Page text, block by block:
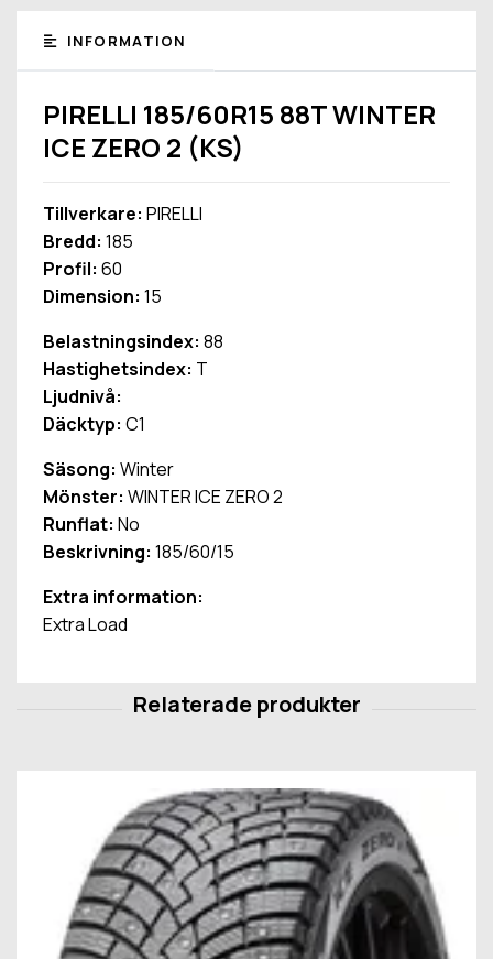
INFORMATION
PIRELLI 185/60R15 88T WINTER
ICE ZERO 2 (KS)
Tillverkare: PIRELLI
Bredd: 185
Profil: 60
Dimension: 15
Belastningsindex: 88
Hastighetsindex: T
Ljudnivå:
Däcktyp: C1
Säsong: Winter
Mönster: WINTER ICE ZERO 2
Runflat: No
Beskrivning: 185/60/15
Extra information:
Extra Load